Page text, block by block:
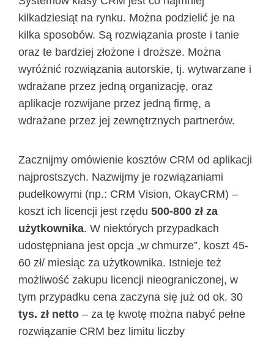
kilkadziesiąt na rynku. Można podzielić je na
kilka sposobów. Są rozwiązania proste i tanie
oraz te bardziej złożone i droższe. Można
wyróżnić rozwiązania autorskie, tj. wytwarzane i
wdrażane przez jedną organizację, oraz
aplikacje rozwijane przez jedną firmę, a
wdrażane przez jej zewnętrznych partnerów.
Zacznijmy omówienie kosztów CRM od aplikacji
najprostszych. Nazwijmy je rozwiązaniami
pudełkowymi (np.: CRM Vision, OkayCRM) –
koszt ich licencji jest rzędu 500-800 zł za
użytkownika. W niektórych przypadkach
udostępniana jest opcja „w chmurze”, koszt 45-
60 zł/ miesiąc za użytkownika. Istnieje też
możliwość zakupu licencji nieograniczonej, w
tym przypadku cena zaczyna się już od ok. 30
tys. zł netto – za tę kwotę można nabyć pełne
rozwiązanie CRM bez limitu liczby